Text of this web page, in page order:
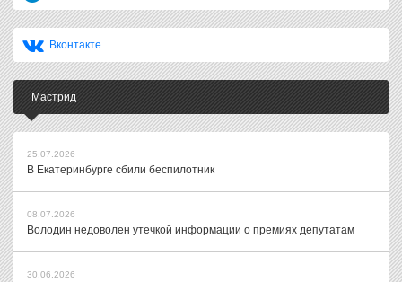
Вконтакте
Мастрид
25.07.2026
В Екатеринбурге сбили беспилотник
08.07.2026
Володин недоволен утечкой информации о премиях депутатам
30.06.2026